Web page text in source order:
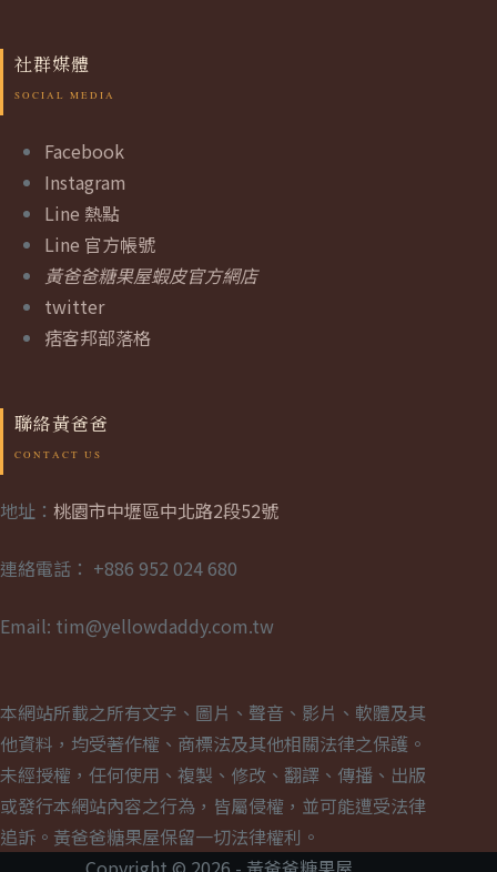
社群媒體
Facebook
Instagram
Line 熱點
Line 官方帳號
黃爸爸糖果屋蝦皮官方網店
twitter
痞客邦部落格
聯絡黃爸爸
地址： 桃園市中壢區中北路2段52號
連絡電話： +886 952 024 680
Email: tim@yellowdaddy.com.tw
本網站所載之所有文字、圖片、聲音、影片、軟體及其
他資料，均受著作權、商標法及其他相關法律之保護。
未經授權，任何使用、複製、修改、翻譯、傳播、出版
或發行本網站內容之行為，皆屬侵權，並可能遭受法律
追訴。黃爸爸糖果屋保留一切法律權利。